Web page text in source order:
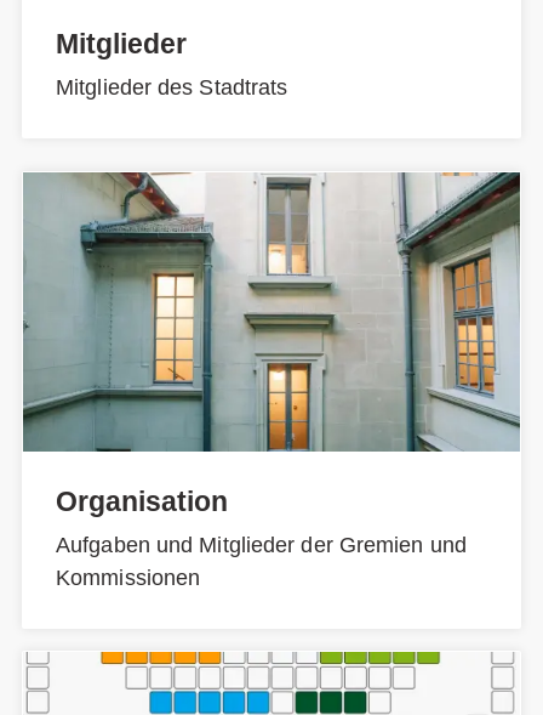
Mitglieder
Mitglieder des Stadtrats
Organisation
Aufgaben und Mitglieder der Gremien und
Kommissionen